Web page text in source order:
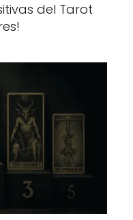
del Tarot